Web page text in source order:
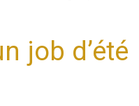
job d’été